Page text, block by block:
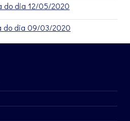
do dia 12/05/2020
do dia 09/03/2020